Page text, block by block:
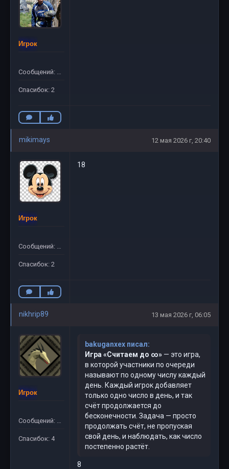
Игрок
Сообщений: 14
Спасибок: 2
mikimays 12 мая 2026 г, 20:40
Игрок
Сообщений: 13
Спасибок: 2
18
nikhrip89 13 мая 2026 г, 06:05
Игрок
Сообщений: 40
Спасибок: 4
bakuganxex писал:
Игра «Считаем до ∞» — это игра,
в которой участники по очереди
называют по одному числу каждый
день. Каждый игрок добавляет
только одно число в день, и так
счёт продолжается до
бесконечности. Задача — просто
продолжать счёт, не пропуская
свой день, и наблюдать, как число
постепенно растёт.
8